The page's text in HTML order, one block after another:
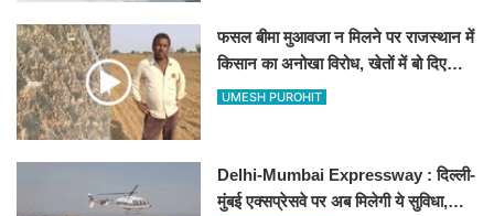
फसल बीमा मुआवजा न मिलने पर राजस्थान में
किसान का अनोखा विरोध, खेतों में बो दिए
500-500 रुपए के नोट, वीडियो वायरल
UMESH PUROHIT
Delhi-Mumbai Expressway : दिल्ली-
मुंबई एक्सप्रेसवे पर अब मिलेगी ये सुविधा,